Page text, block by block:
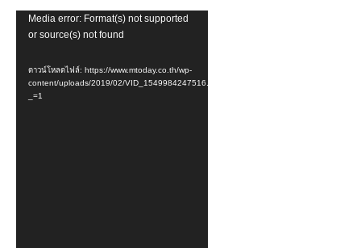
ตัว
เล่น
วิดีโอ
Media error: Format(s) not supported
or source(s) not found
ดาวน์โหลดไฟล์: https://www.mtoday.co.th/wp-
content/uploads/2019/02/VID_1549984247516.mp4?
_=1